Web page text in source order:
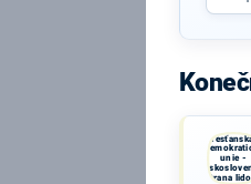
unie -
strana